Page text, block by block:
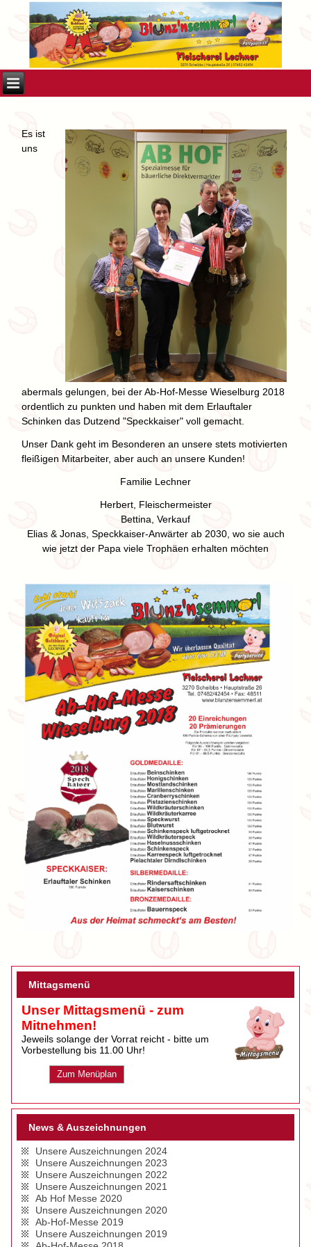
Es ist
uns
abermals gelungen, bei der Ab-Hof-Messe Wieselburg 2018
ordentlich zu punkten und haben mit dem Erlauftaler
Schinken das Dutzend "Speckkaiser" voll gemacht.
Unser Dank geht im Besonderen an unsere stets motivierten
fleißigen Mitarbeiter, aber auch an unsere Kunden!
Familie Lechner
Herbert, Fleischermeister
Bettina, Verkauf
Elias & Jonas, Speckkaiser-Anwärter ab 2030, wo sie auch
wie jetzt der Papa viele Trophäen erhalten möchten
Mittagsmenü
Unser Mittagsmenü - zum
Mitnehmen!
Jeweils solange der Vorrat reicht - bitte um
Vorbestellung bis 11.00 Uhr!
Zum Menüplan
News & Auszeichnungen
Unsere Auszeichnungen 2024
Unsere Auszeichnungen 2023
Unsere Auszeichnungen 2022
Unsere Auszeichnungen 2021
Ab Hof Messe 2020
Unsere Auszeichnungen 2020
Ab-Hof-Messe 2019
Unsere Auszeichnungen 2019